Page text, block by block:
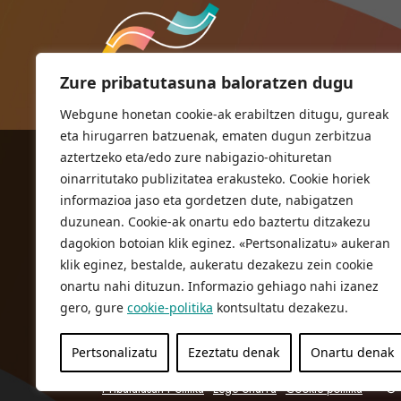
Zure pribatutasuna baloratzen dugu
Webgune honetan cookie-ak erabiltzen ditugu, gureak
eta hirugarren batzuenak, ematen dugun zerbitzua
aztertzeko eta/edo zure nabigazio-ohituretan
oinarritutako publizitatea erakusteko. Cookie horiek
informazioa jaso eta gordetzen dute, nabigatzen
duzunean. Cookie-ak onartu edo baztertu ditzakezu
dagokion botoian klik eginez. «Pertsonalizatu» aukeran
klik eginez, bestalde, aukeratu dezakezu zein cookie
onartu nahi dituzun. Informazio gehiago nahi izanez
gero, gure cookie-politika kontsultatu dezakezu.
Pertsonalizatu Ezeztatu denak Onartu denak
ORIOKO UDALA
Herriko plaza,1
20810 Orio (Gipuzkoa)
T. 943 83 03 46
bulegoak@orio.eus
Pribatutasun Politika Lege oharra Cookie politika ©